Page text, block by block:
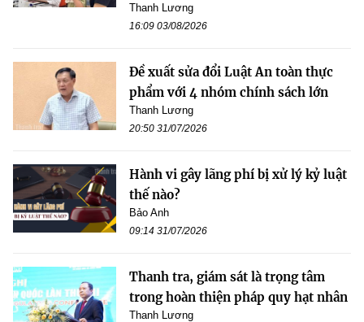
Thanh Lương
16:09 03/08/2026
Đề xuất sửa đổi Luật An toàn thực
phẩm với 4 nhóm chính sách lớn
Thanh Lương
20:50 31/07/2026
Hành vi gây lãng phí bị xử lý kỷ luật
thế nào?
Bảo Anh
09:14 31/07/2026
Thanh tra, giám sát là trọng tâm
trong hoàn thiện pháp quy hạt nhân
Thanh Lương